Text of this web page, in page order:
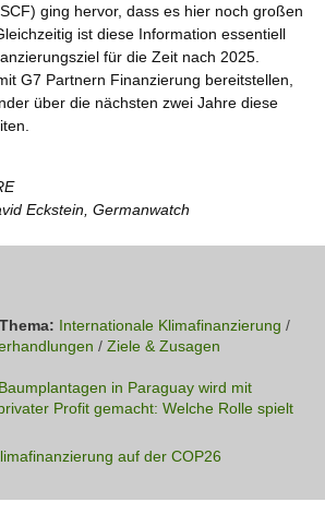
ging hervor, dass es hier noch großen
ist diese Information essentiell
für die Zeit nach 2025.
G7 Partnern Finanzierung bereitstellen,
über die nächsten zwei Jahre diese
Eckstein, Germanwatch
Internationale Klimafinanzierung /
/ Ziele & Zusagen
in Paraguay wird mit
Profit gemacht: Welche Rolle spielt
auf der COP26